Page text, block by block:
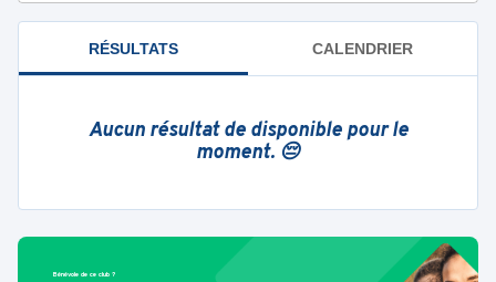
RÉSULTATS CALENDRIER
Aucun résultat de disponible pour le
moment. 😔
Bénévole de ce club ?